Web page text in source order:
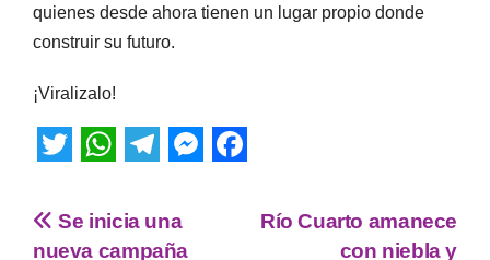
quienes desde ahora tienen un lugar propio donde
construir su futuro.
¡Viralizalo!
w
i
h
a
e
l
e
s
Río Cuarto amanece
con niebla y
Se inicia una
nueva campaña